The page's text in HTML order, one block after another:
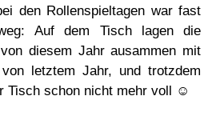
den Rollenspieltagen war fast
Auf dem Tisch lagen die
diesem Jahr ausammen mit
letztem Jahr, und trotzdem
Tisch schon nicht mehr voll ☺